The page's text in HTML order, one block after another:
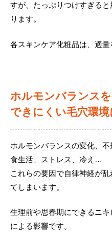
すが、たっぷりつけすぎる
ります。
各スキンケア化粧品は、適量
ホルモンバランス
できにくい毛穴環境
ホルモンバランスの変化、
食生活、ストレス、冷え…
これらの要因で自律神経が
てしまいます。
生理前や思春期にできるニ
による影響です。